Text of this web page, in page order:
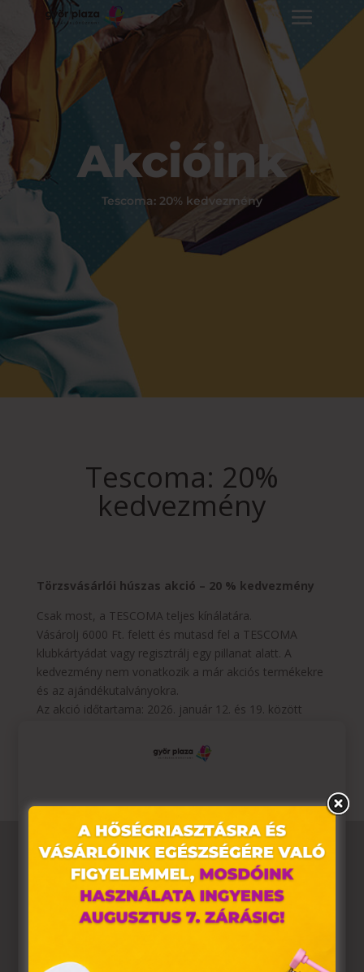
Akcióink
Tescoma: 20% kedvezmény
Tescoma: 20%
kedvezmény
Törzsvásárlói húszas akció – 20 % kedvezmény
Csak most, a TESCOMA teljes kínálatára.
Vásárolj 6000 Ft. felett és mutasd fel a TESCOMA
klubkártyádat vagy regisztrálj egy pillanat alatt. A
kedvezmény nem vonatkozik a már akciós termékekre
és az ajándékutalványokra.
Az akció időtartama: 2026. január 12. és 19. között
ÚJONNAN regisztrált TESCOMA klubtagoknak!
Weboldalunkon „cookie"-kat (továbbiakban „süti")
alkalmazunk. Ezek olyan fájlok, melyek információt
tárolnak webes böngészőjében. Ehhez az Ön
hozzájárulása szükséges.
A „sütiket" az elektronikus hírközlésről szóló 2003. évi C.
törvény, az elektronikus kereskedelmi szolgáltatások, az
információs társadalommal összefüggő szolgáltatások